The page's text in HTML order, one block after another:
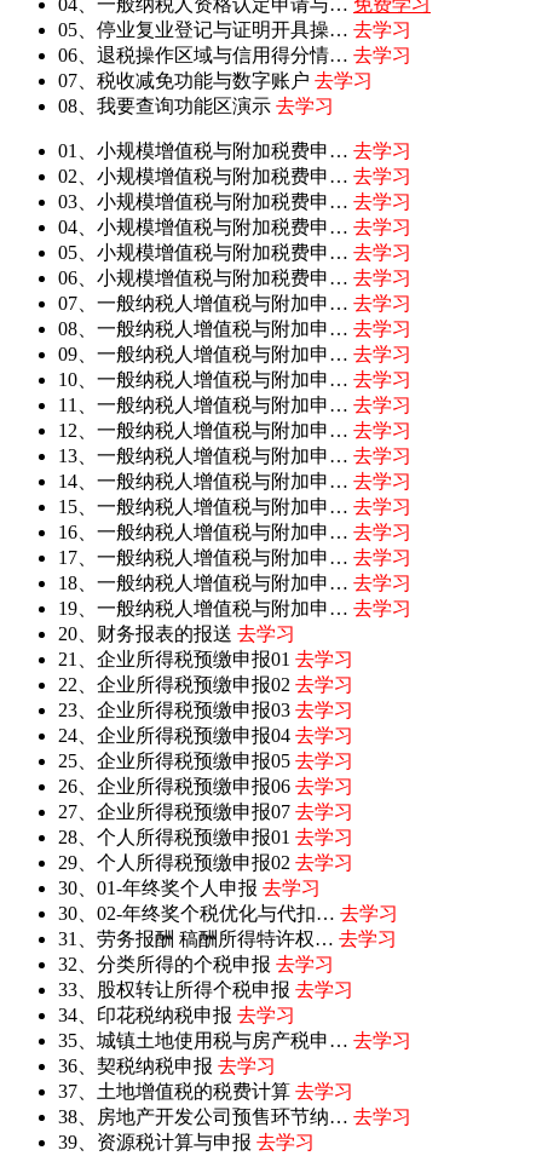
04、一般纳税人资格认定申请与… 免费学习
05、停业复业登记与证明开具操… 去学习
06、退税操作区域与信用得分情… 去学习
07、税收减免功能与数字账户 去学习
08、我要查询功能区演示 去学习
01、小规模增值税与附加税费申… 去学习
02、小规模增值税与附加税费申… 去学习
03、小规模增值税与附加税费申… 去学习
04、小规模增值税与附加税费申… 去学习
05、小规模增值税与附加税费申… 去学习
06、小规模增值税与附加税费申… 去学习
07、一般纳税人增值税与附加申… 去学习
08、一般纳税人增值税与附加申… 去学习
09、一般纳税人增值税与附加申… 去学习
10、一般纳税人增值税与附加申… 去学习
11、一般纳税人增值税与附加申… 去学习
12、一般纳税人增值税与附加申… 去学习
13、一般纳税人增值税与附加申… 去学习
14、一般纳税人增值税与附加申… 去学习
15、一般纳税人增值税与附加申… 去学习
16、一般纳税人增值税与附加申… 去学习
17、一般纳税人增值税与附加申… 去学习
18、一般纳税人增值税与附加申… 去学习
19、一般纳税人增值税与附加申… 去学习
20、财务报表的报送 去学习
21、企业所得税预缴申报01 去学习
22、企业所得税预缴申报02 去学习
23、企业所得税预缴申报03 去学习
24、企业所得税预缴申报04 去学习
25、企业所得税预缴申报05 去学习
26、企业所得税预缴申报06 去学习
27、企业所得税预缴申报07 去学习
28、个人所得税预缴申报01 去学习
29、个人所得税预缴申报02 去学习
30、01-年终奖个人申报 去学习
30、02-年终奖个税优化与代扣… 去学习
31、劳务报酬 稿酬所得特许权… 去学习
32、分类所得的个税申报 去学习
33、股权转让所得个税申报 去学习
34、印花税纳税申报 去学习
35、城镇土地使用税与房产税申… 去学习
36、契税纳税申报 去学习
37、土地增值税的税费计算 去学习
38、房地产开发公司预售环节纳… 去学习
39、资源税计算与申报 去学习